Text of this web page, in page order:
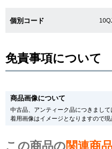
商品画像について
中古品、アンティーク品につきまして
着用画像はイメージとなりますので現
この商品の関連商
個別コード
免責事項について
メーカー保護シールの有無に個体差が
また、メーカーにてマイナーチェンジ
の仕様で販売させていただきますので
尚、中古品、アンティーク品につきま
ます。